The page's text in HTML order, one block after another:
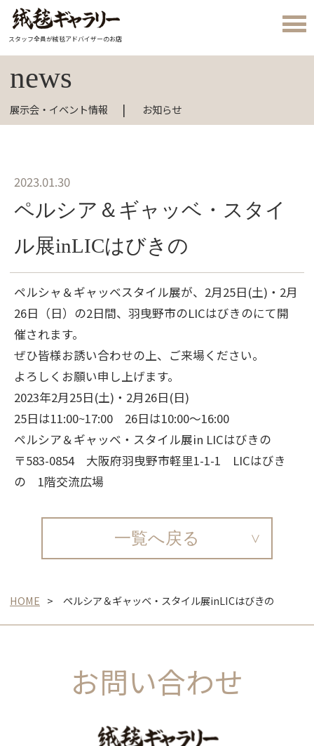
スタッフ全員が絨毯アドバイザーのお店
news
展示会・イベント情報 お知らせ
2023.01.30
ペルシア＆ギャッベ・スタイ
ル展inLICはびきの
ペルシャ＆ギャッベスタイル展が、2月25日(土)・2月
26日（日）の2日間、羽曳野市のLICはびきのにて開
催されます。
ぜひ皆様お誘い合わせの上、ご来場ください。
よろしくお願い申し上げます。
2023年2月25日(土)・2月26日(日)
25日は11:00~17:00 26日は10:00～16:00
ペルシア＆ギャッベ・スタイル展in LICはびきの
〒583-0854 大阪府羽曳野市軽里1-1-1 LICはびき
の 1階交流広場
一覧へ戻る
HOME ペルシア＆ギャッベ・スタイル展inLICはびきの
お問い合わせ